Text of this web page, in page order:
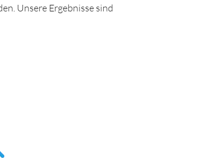
Unsere Ergebnisse sind